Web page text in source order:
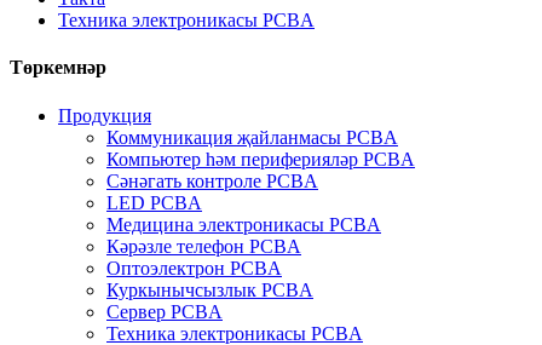
Техника электроникасы PCBA
Төркемнәр
Продукция
Коммуникация җайланмасы PCBA
Компьютер һәм периферияләр PCBA
Сәнәгать контроле PCBA
LED PCBA
Медицина электроникасы PCBA
Кәрәзле телефон PCBA
Оптоэлектрон PCBA
Куркынычсызлык PCBA
Сервер PCBA
Техника электроникасы PCBA